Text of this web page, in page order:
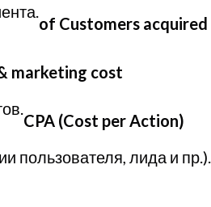
of Customers acquired
marketing cost
CPA (Cost per Action)
пользователя, лида и пр.).